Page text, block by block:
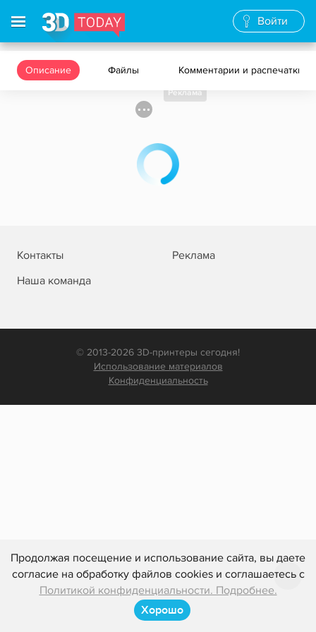
Продолжая посещение и использование сайта, вы даете
согласие на обработку файлов cookies и соглашаетесь с
Политикой конфиденциальности. Подробнее.
Хорошо
Войти
Описание Файлы Комментарии и распечатки
Реклама
Контакты
Реклама
Наша команда
© 2013-2026 3D-принтеры сегодня!
Использование материалов
Конфиденциальность